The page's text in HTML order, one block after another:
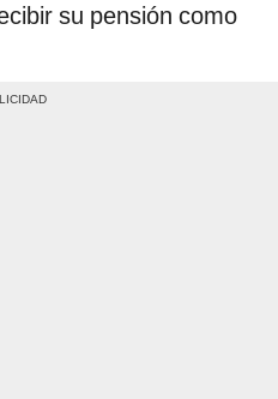
su pensión como